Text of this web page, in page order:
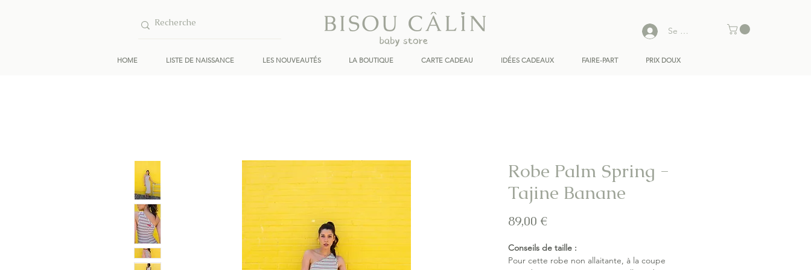
HOME LISTE DE NAISSANCE LES NOUVEAUTÉS LA BOUTIQUE CARTE CADEAU IDÉES CADEAUX FAIRE-PART PRIX DOUX
Se connecter
Robe Palm Spring -
Tajine Banane
89,00 €Prix
Conseils de taille :
Pour cette robe non allaitante, à la coupe